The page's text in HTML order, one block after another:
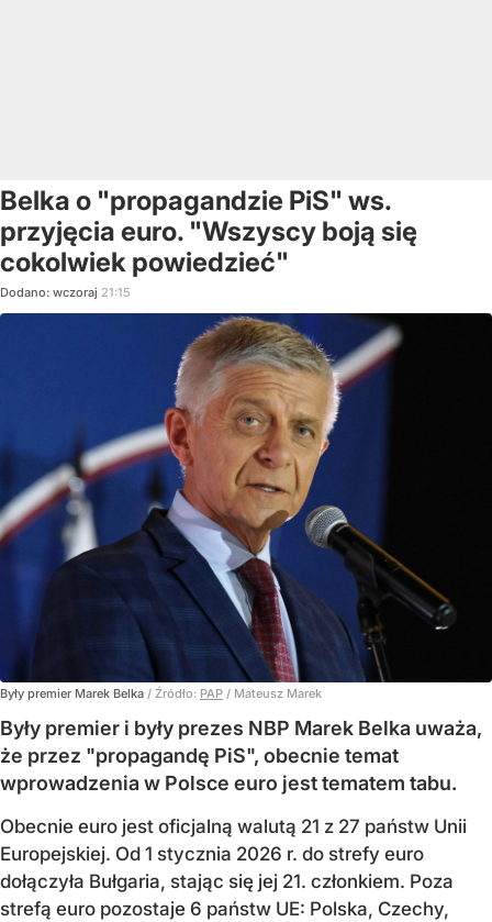
Belka o "propagandzie PiS" ws.
przyjęcia euro. "Wszyscy boją się
cokolwiek powiedzieć"
Dodano: wczoraj 21:15
Były premier Marek Belka / Źródło: PAP / Mateusz Marek
Były premier i były prezes NBP Marek Belka uważa,
że przez "propagandę PiS", obecnie temat
wprowadzenia w Polsce euro jest tematem tabu.
Obecnie euro jest oficjalną walutą 21 z 27 państw Unii
Europejskiej. Od 1 stycznia 2026 r. do strefy euro
dołączyła Bułgaria, stając się jej 21. członkiem. Poza
strefą euro pozostaje 6 państw UE: Polska, Czechy,